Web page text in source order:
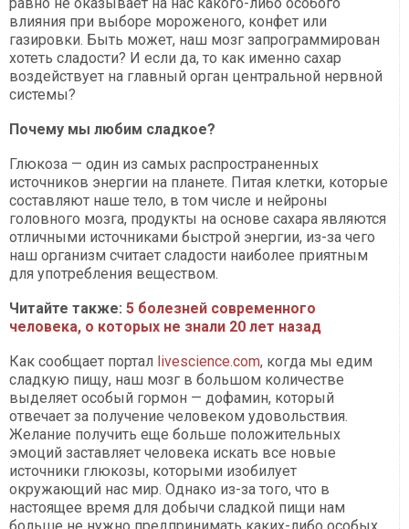
влияния при выборе мороженого, конфет или
газировки. Быть может, наш мозг запрограммирован
хотеть сладости? И если да, то как именно сахар
воздействует на главный орган центральной нервной
системы?
Почему мы любим сладкое?
Глюкоза — один из самых распространенных
источников энергии на планете. Питая клетки, которые
составляют наше тело, в том числе и нейроны
головного мозга, продукты на основе сахара являются
отличными источниками быстрой энергии, из-за чего
наш организм считает сладости наиболее приятным
для употребления веществом.
Читайте также: 5 болезней современного
человека, о которых не знали 20 лет назад
Как сообщает портал livescience.com, когда мы едим
сладкую пищу, наш мозг в большом количестве
выделяет особый гормон — дофамин, который
отвечает за получение человеком удовольствия.
Желание получить еще больше положительных
эмоций заставляет человека искать все новые
источники глюкозы, которыми изобилует
окружающий нас мир. Однако из-за того, что в
настоящее время для добычи сладкой пищи нам